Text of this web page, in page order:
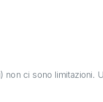
ci sono limitazioni.